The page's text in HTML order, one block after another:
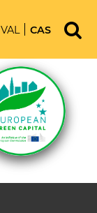
VAL CAS